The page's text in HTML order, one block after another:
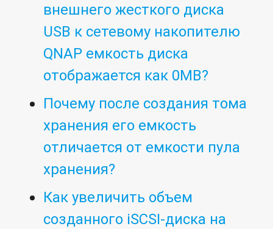
внешнего жесткого диска
USB к сетевому накопителю
QNAP емкость диска
отображается как 0MB?
Почему после создания тома
хранения его емкость
отличается от емкости пула
хранения?
Как увеличить объем
созданного iSCSI-диска на